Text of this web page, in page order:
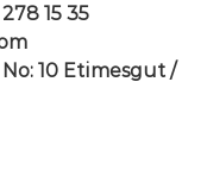
15 35
10 Etimesgut /